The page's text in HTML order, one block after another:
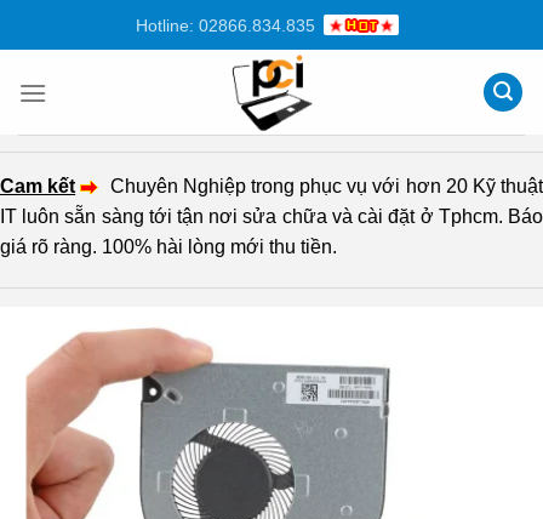
dung
Hotline: 02866.834.835
Cam kết
Chuyên Nghiệp trong phục vụ với hơn 20 Kỹ thuật
IT luôn sẵn sàng tới tận nơi sửa chữa và cài đặt ở Tphcm. Báo
giá rõ ràng. 100% hài lòng mới thu tiền.